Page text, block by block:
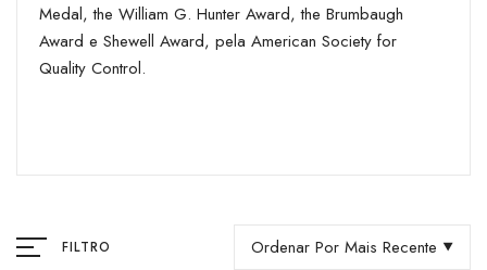
Medal, the William G. Hunter Award, the Brumbaugh
Award e Shewell Award, pela American Society for
Quality Control.
FILTRO Ordenar Por Mais Recente